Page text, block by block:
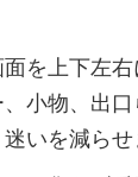
を上下左
小物、出
いを減らせ